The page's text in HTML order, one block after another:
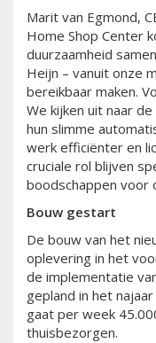
Marit van Egmond,
Home Shop Center
duurzaamheid
Heijn – vanuit onze
bereikbaar maken.
We kijken uit naar
hun slimme
werk efficiënter en
cruciale rol blijven
boodschappen voor
Bouw gestart
De bouw van het
oplevering in het
de implementatie
gepland in het
gaat per week
thuisbezorgen.